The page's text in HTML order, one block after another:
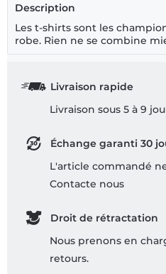
Description
Les t-shirts sont les
robe. Rien ne se combine
Livraison rapide
Livraison sous 5 à 9
Échange garanti 30
L'article commandé
Contacte nous
Droit de rétractation
Nous prenons en
retours.